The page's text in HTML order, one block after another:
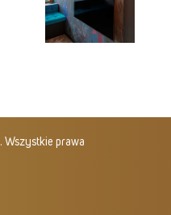
. Wszystkie prawa